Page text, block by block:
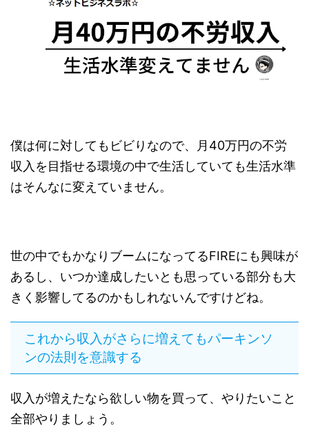
僕は何に対してもビビりなので、月40万円の不労
収入を目指せる環境の中で生活していても生活水準
はそんなに変えていません。
世の中でもかなりブームになってるFIREにも興味が
あるし、いつか達成したいとも思っている部分も大
きく影響してるのかもしれないんですけどね。
これから収入がさらに増えてもパーキンソ
ンの法則を意識する
収入が増えたなら欲しい物を買って、やりたいこと
全部やりましょう。